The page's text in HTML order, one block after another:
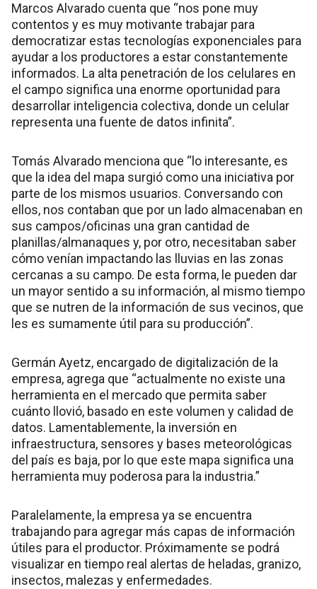
Marcos Alvarado cuenta que “nos pone muy
contentos y es muy motivante trabajar para
democratizar estas tecnologías exponenciales para
ayudar a los productores a estar constantemente
informados. La alta penetración de los celulares en
el campo significa una enorme oportunidad para
desarrollar inteligencia colectiva, donde un celular
representa una fuente de datos infinita”.
Tomás Alvarado menciona que “lo interesante, es
que la idea del mapa surgió como una iniciativa por
parte de los mismos usuarios. Conversando con
ellos, nos contaban que por un lado almacenaban en
sus campos/oficinas una gran cantidad de
planillas/almanaques y, por otro, necesitaban saber
cómo venían impactando las lluvias en las zonas
cercanas a su campo. De esta forma, le pueden dar
un mayor sentido a su información, al mismo tiempo
que se nutren de la información de sus vecinos, que
les es sumamente útil para su producción”.
Germán Ayetz, encargado de digitalización de la
empresa, agrega que “actualmente no existe una
herramienta en el mercado que permita saber
cuánto llovió, basado en este volumen y calidad de
datos. Lamentablemente, la inversión en
infraestructura, sensores y bases meteorológicas
del país es baja, por lo que este mapa significa una
herramienta muy poderosa para la industria.”
Paralelamente, la empresa ya se encuentra
trabajando para agregar más capas de información
útiles para el productor. Próximamente se podrá
visualizar en tiempo real alertas de heladas, granizo,
insectos, malezas y enfermedades.